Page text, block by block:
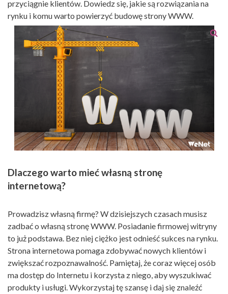
przyciągnie klientów. Dowiedz się, jakie są rozwiązania na
rynku i komu warto powierzyć budowę strony WWW.
Dlaczego warto mieć własną stronę
internetową?
Prowadzisz własną firmę? W dzisiejszych czasach musisz
zadbać o własną stronę WWW. Posiadanie firmowej witryny
to już podstawa. Bez niej ciężko jest odnieść sukces na rynku.
Strona internetowa pomaga zdobywać nowych klientów i
zwiększać rozpoznawalność. Pamiętaj, że coraz więcej osób
ma dostęp do Internetu i korzysta z niego, aby wyszukiwać
produkty i usługi. Wykorzystaj tę szansę i daj się znaleźć